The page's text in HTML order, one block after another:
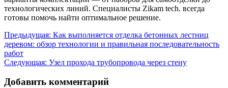
технологических линий. Специалисты Zikam tech. всегда
готовы помочь найти оптимальное решение.
Навигация
по
записям
Предыдущая: Как выполняется отделка бетонных лестниц
деревом: обзор технологии и правильная последовательность
работ
Следующая: Узел прохода трубопровода через стену
Добавить комментарий